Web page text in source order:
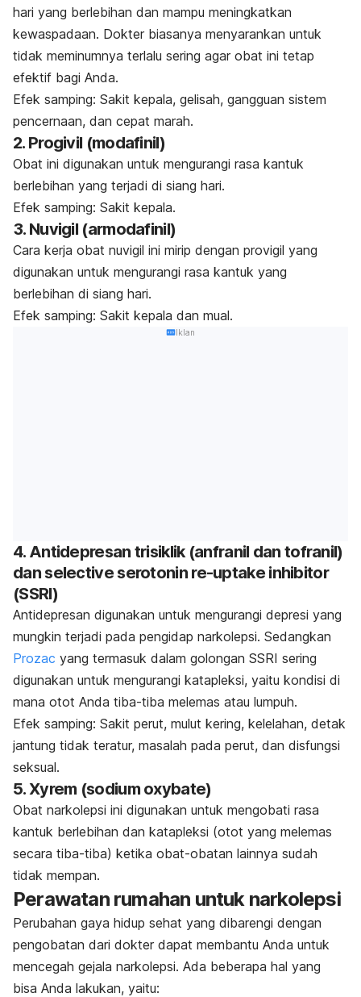
hari yang berlebihan dan mampu meningkatkan
kewaspadaan. Dokter biasanya menyarankan untuk
tidak meminumnya terlalu sering agar obat ini tetap
efektif bagi Anda.
Efek samping: Sakit kepala, gelisah, gangguan sistem
pencernaan, dan cepat marah.
2. Progivil (modafinil)
Obat ini digunakan untuk mengurangi rasa kantuk
berlebihan yang terjadi di siang hari.
Efek samping: Sakit kepala.
3. Nuvigil (armodafinil)
Cara kerja obat nuvigil ini mirip dengan provigil yang
digunakan untuk mengurangi rasa kantuk yang
berlebihan di siang hari.
Efek samping: Sakit kepala dan mual.
Iklan
4. Antidepresan trisiklik (anfranil dan tofranil)
dan selective serotonin re-uptake inhibitor
(SSRI)
Antidepresan digunakan untuk mengurangi depresi yang
mungkin terjadi pada pengidap narkolepsi. Sedangkan
Prozac yang termasuk dalam golongan SSRI sering
digunakan untuk mengurangi katapleksi, yaitu kondisi di
mana otot Anda tiba-tiba melemas atau lumpuh.
Efek samping: Sakit perut, mulut kering, kelelahan, detak
jantung tidak teratur, masalah pada perut, dan disfungsi
seksual.
5. Xyrem (sodium oxybate)
Obat narkolepsi ini digunakan untuk mengobati rasa
kantuk berlebihan dan katapleksi (otot yang melemas
secara tiba-tiba) ketika obat-obatan lainnya sudah
tidak mempan.
Perawatan rumahan untuk narkolepsi
Perubahan gaya hidup sehat yang dibarengi dengan
pengobatan dari dokter dapat membantu Anda untuk
mencegah gejala narkolepsi. Ada beberapa hal yang
bisa Anda lakukan, yaitu: